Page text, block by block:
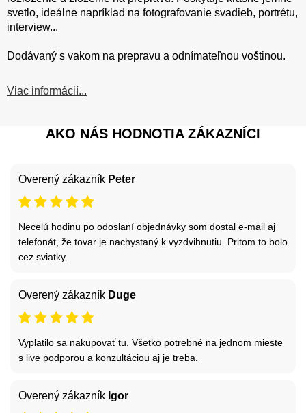
svetlo, ideálne napríklad na fotografovanie svadieb, portrétu,
interview...
Dodávaný s vakom na prepravu a odnímateľnou voštinou.
Viac informácií...
AKO NÁS HODNOTIA ZÁKAZNÍCI
Overený zákazník Peter
Necelú hodinu po odoslaní objednávky som dostal e-mail aj
telefonát, že tovar je nachystaný k vyzdvihnutiu. Pritom to bolo
cez sviatky.
Overený zákazník Duge
Vyplatilo sa nakupovať tu. Všetko potrebné na jednom mieste
s live podporou a konzultáciou aj je treba.
Overený zákazník Igor